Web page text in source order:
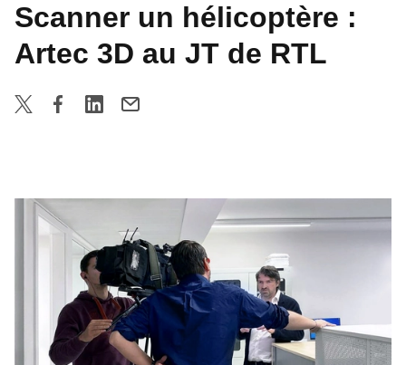
Scanner un hélicoptère :
Artec 3D au JT de RTL